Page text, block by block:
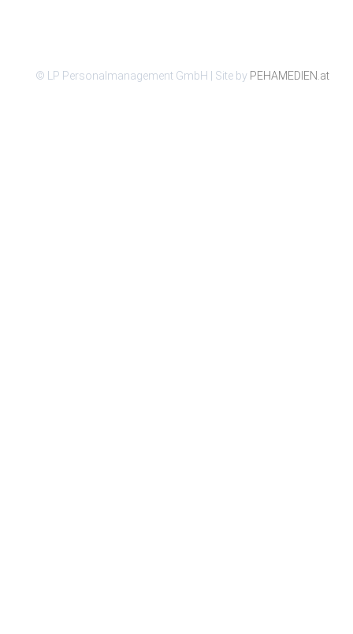
© LP Personalmanagement GmbH | Site by PEHAMEDIEN.at